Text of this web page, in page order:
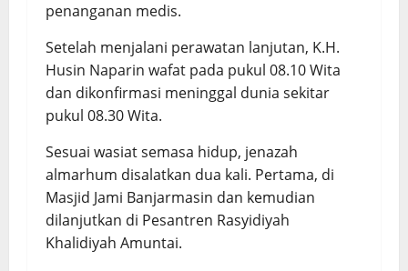
penanganan medis.
Setelah menjalani perawatan lanjutan, K.H.
Husin Naparin wafat pada pukul 08.10 Wita
dan dikonfirmasi meninggal dunia sekitar
pukul 08.30 Wita.
Sesuai wasiat semasa hidup, jenazah
almarhum disalatkan dua kali. Pertama, di
Masjid Jami Banjarmasin dan kemudian
dilanjutkan di Pesantren Rasyidiyah
Khalidiyah Amuntai.